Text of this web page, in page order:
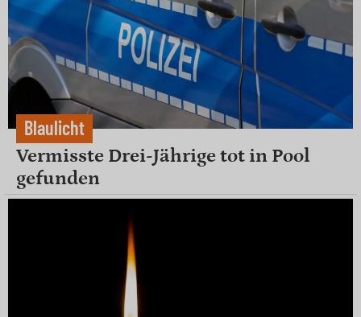
Blaulicht
Vermisste Drei-Jährige tot in Pool
gefunden